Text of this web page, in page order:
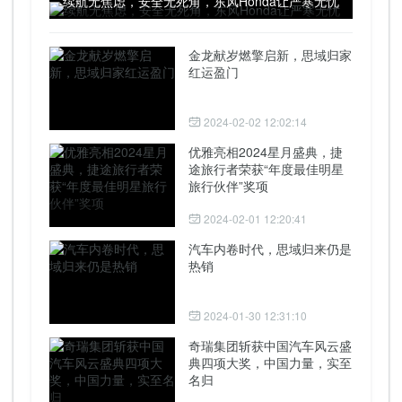
金龙献岁燃擎启新，思域归家
红运盈门
2024-02-02 12:02:14
优雅亮相2024星月盛典，捷
途旅行者荣获“年度最佳明星
旅行伙伴”奖项
2024-02-01 12:20:41
汽车内卷时代，思域归来仍是
热销
2024-01-30 12:31:10
奇瑞集团斩获中国汽车风云盛
典四项大奖，中国力量，实至
名归